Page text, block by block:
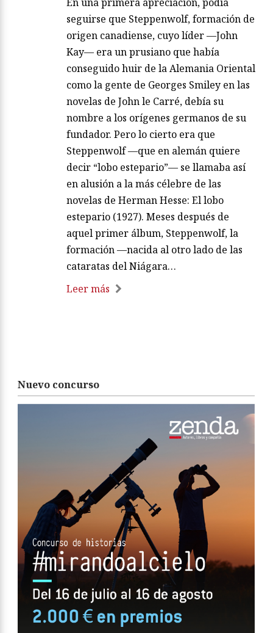
seguirse que Steppenwolf, formación de
origen canadiense, cuyo líder —John
Kay— era un prusiano que había
conseguido huir de la Alemania Oriental
como la gente de Georges Smiley en las
novelas de John le Carré, debía su
nombre a los orígenes germanos de su
fundador. Pero lo cierto era que
Steppenwolf —que en alemán quiere
decir “lobo estepario”— se llamaba así
en alusión a la más célebre de las
novelas de Herman Hesse: El lobo
estepario (1927). Meses después de
aquel primer álbum, Steppenwolf, la
formación —nacida al otro lado de las
cataratas del Niágara…
Leer más
Nuevo concurso